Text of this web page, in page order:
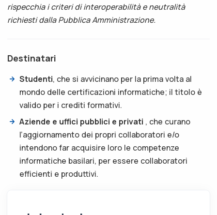
rispecchia i criteri di interoperabilità e neutralità
richiesti dalla Pubblica Amministrazione.
Destinatari
Studenti, che si avvicinano per la prima volta al
mondo delle certificazioni informatiche; il titolo è
valido per i crediti formativi.
Aziende e uffici pubblici e privati , che curano
l’aggiornamento dei propri collaboratori e/o
intendono far acquisire loro le competenze
informatiche basilari, per essere collaboratori
efficienti e produttivi.